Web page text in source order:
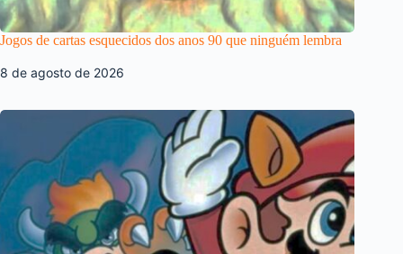
Jogos de cartas esquecidos dos anos 90 que ninguém lembra
8 de agosto de 2026